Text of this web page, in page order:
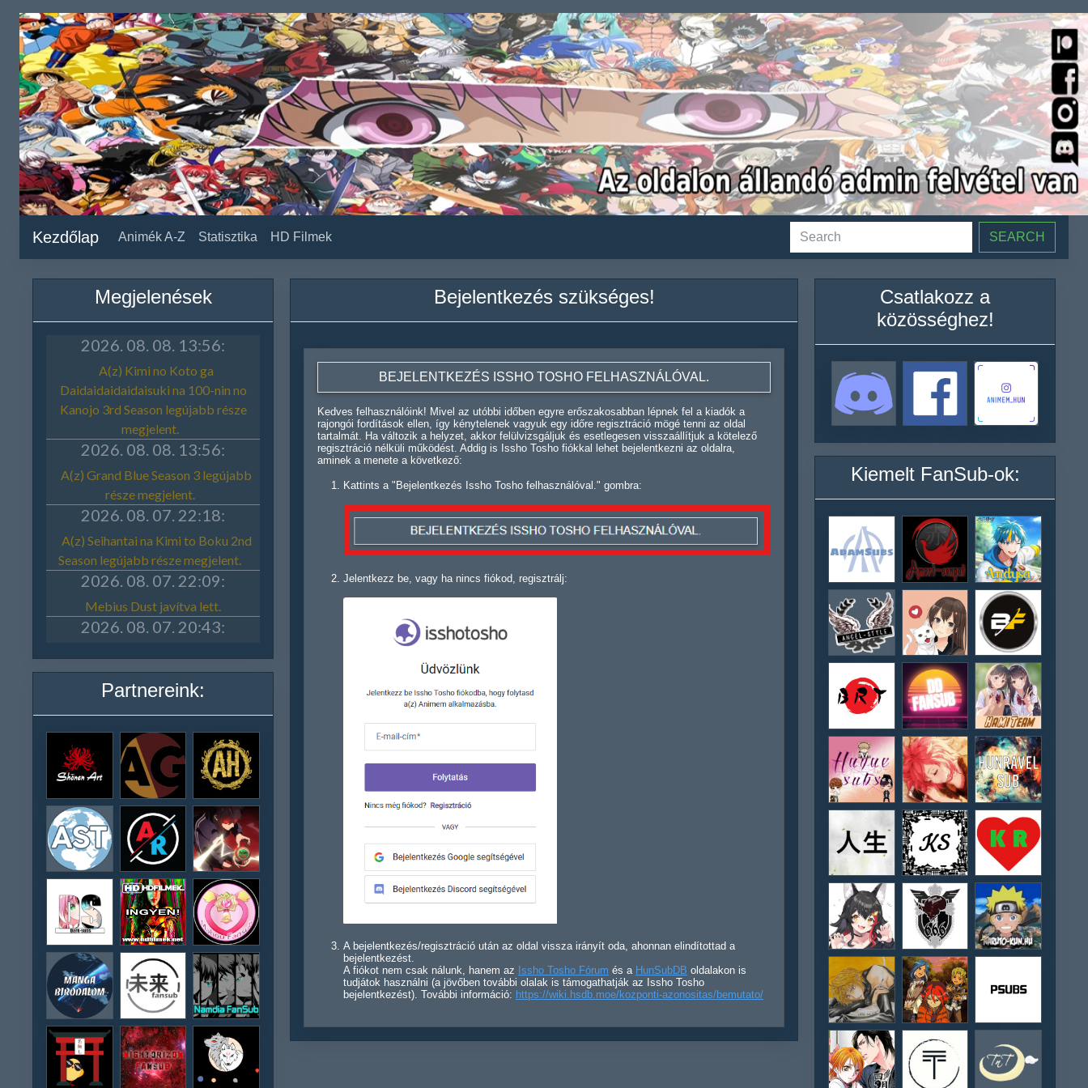
Kezdőlap Animék A-Z Statisztika HD Filmek SEARCH
Megjelenések
Partnereink:
Bejelentkezés szükséges!
BEJELENTKEZÉS ISSHO TOSHO FELHASZNÁLÓVAL.
Kedves felhasználóink! Mivel az utóbbi időben egyre erőszakosabban lépnek fel a kiadók a
rajongói fordítások ellen, így kénytelenek vagyuk egy időre regisztráció mögé tenni az oldal
tartalmát. Ha változik a helyzet, akkor felülvizsgáljuk és esetlegesen visszaállítjuk a kötelező
regisztráció nélküli működést. Addig is Issho Tosho fiókkal lehet bejelentkezni az oldalra,
aminek a menete a következő:
Kattints a "Bejelentkezés Issho Tosho felhasználóval." gombra:
Jelentkezz be, vagy ha nincs fiókod, regisztrálj:
A bejelentkezés/regisztráció után az oldal vissza irányít oda, ahonnan elindítottad a
bejelentkezést.
A fiókot nem csak nálunk, hanem az Issho Tosho Fórum és a HunSubDB oldalakon is
tudjátok használni (a jövőben további olalak is támogathatják az Issho Tosho
bejelentkezést). További információ: https://wiki.hsdb.moe/kozponti-azonositas/bemutato/
Csatlakozz a
közösséghez!
Kiemelt FanSub-ok: